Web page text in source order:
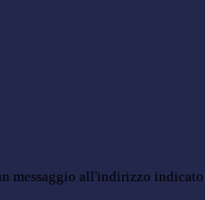
messaggio all'indirizzo